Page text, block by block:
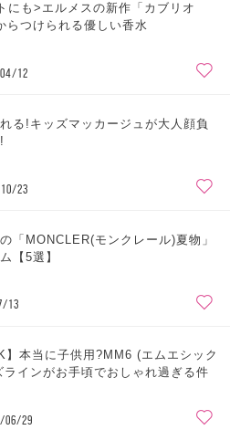
にも>エルメスの新作「カブリオ
らつけられる優しい香水
12
る!キッズマッカージュが大人顔負
23
「MONCLER(モンクレール)夏物」
【5選】
13
】本当に子供用?MM6 (エムエシック
ラインがお手頃でおしゃれ過ぎる件
06/29